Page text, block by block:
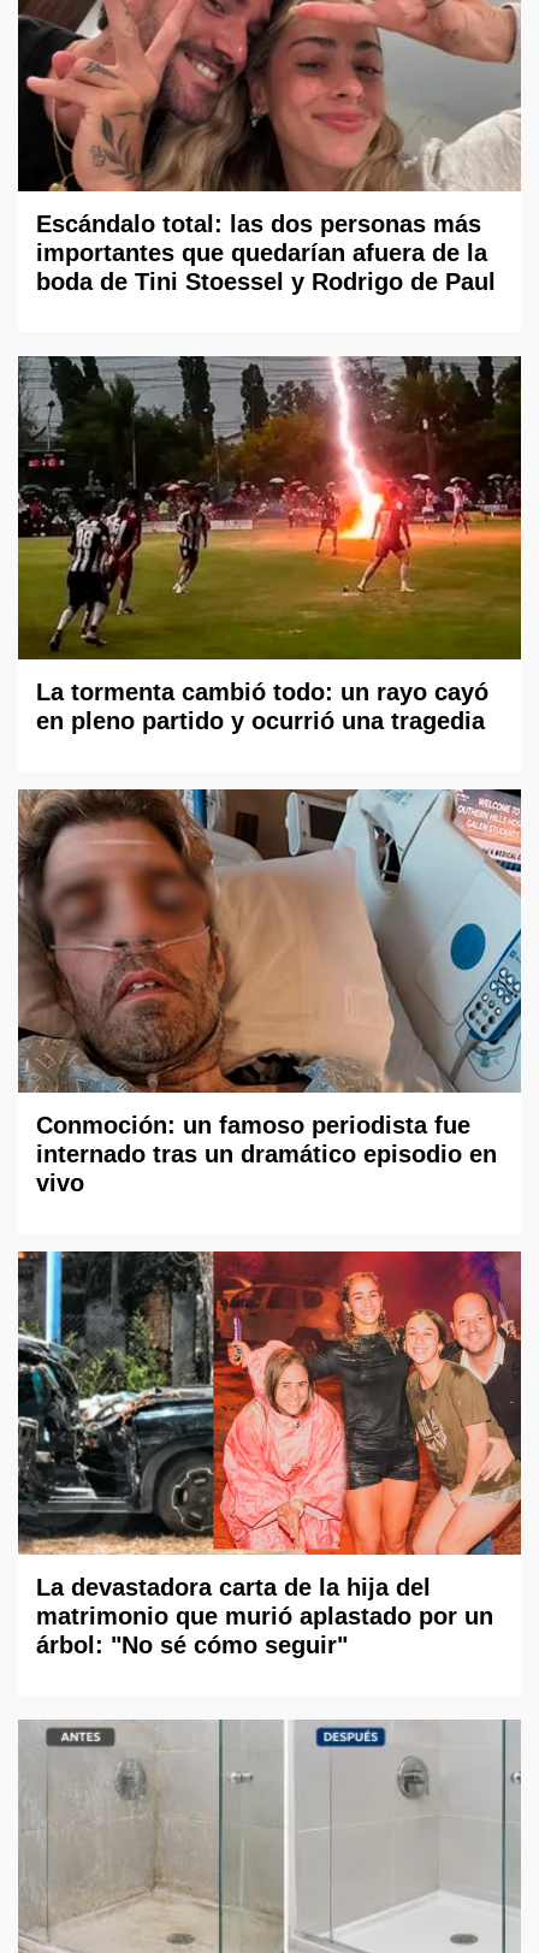
Escándalo total: las dos personas más
importantes que quedarían afuera de la
boda de Tini Stoessel y Rodrigo de Paul
La tormenta cambió todo: un rayo cayó
en pleno partido y ocurrió una tragedia
Conmoción: un famoso periodista fue
internado tras un dramático episodio en
vivo
La devastadora carta de la hija del
matrimonio que murió aplastado por un
árbol: "No sé cómo seguir"